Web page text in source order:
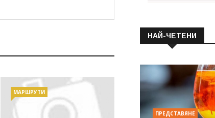
МАРШРУТИ
НАЙ-ЧЕТЕНИ
ПРЕДСТАВЯНЕ